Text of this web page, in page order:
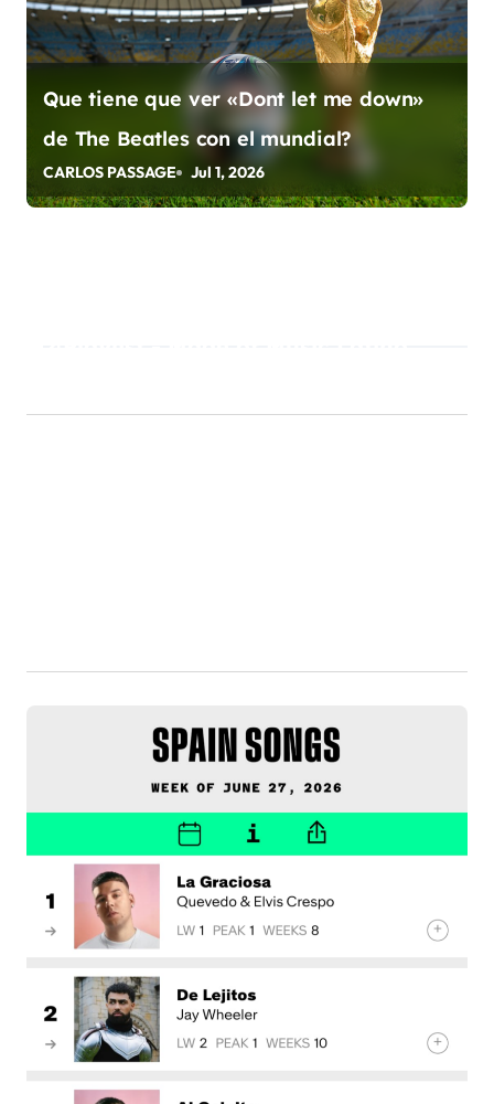
Que tiene que ver «Dont let me down»
de The Beatles con el mundial?
CARLOS PASSAGE Jul 1, 2026